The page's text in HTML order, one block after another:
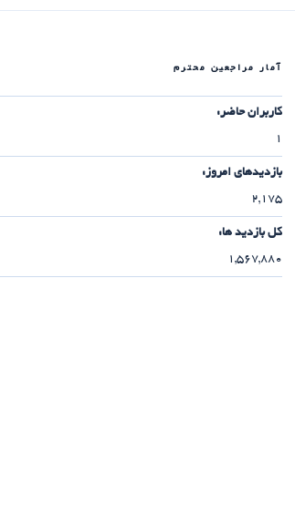
آمار مراجعین محترم
کاربران حاضر:
1
بازدیدهای امروز:
2,175
کل بازدید ها:
1,567,880